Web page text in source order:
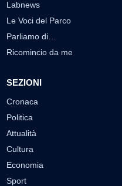
Labnews
Le Voci del Parco
Parliamo di…
Ricomincio da me
SEZIONI
Cronaca
Politica
Attualità
Cultura
Economia
Sport